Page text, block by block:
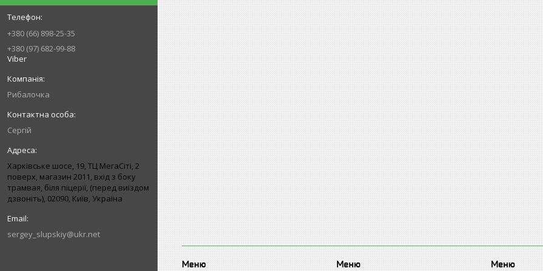
+380 (66) 898-25-35
+380 (97) 682-99-88
Viber
Рибалочка
Сергій
Харківське шосе, 19, ТЦ МегаСіті, 2
поверх, магазин 2011, вхід з боку
трамвая, біля піцерії, (перед виїздом
дзвоніть), 02090, Київ, Україна
sergey_slupskiy@ukr.net
Меню Меню Меню